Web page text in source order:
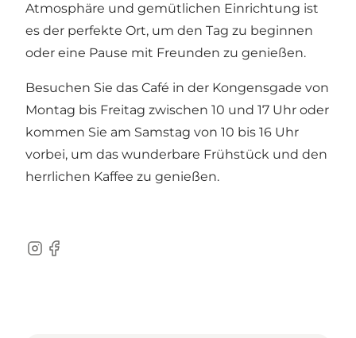
Atmosphäre und gemütlichen Einrichtung ist
es der perfekte Ort, um den Tag zu beginnen
oder eine Pause mit Freunden zu genießen.
Besuchen Sie das Café in der Kongensgade von
Montag bis Freitag zwischen 10 und 17 Uhr oder
kommen Sie am Samstag von 10 bis 16 Uhr
vorbei, um das wunderbare Frühstück und den
herrlichen Kaffee zu genießen.
Instagram
Facebook